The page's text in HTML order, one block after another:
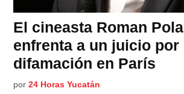
El cineasta Roman
enfrenta a un juicio por
difamación en París
por 24 Horas Yucatán